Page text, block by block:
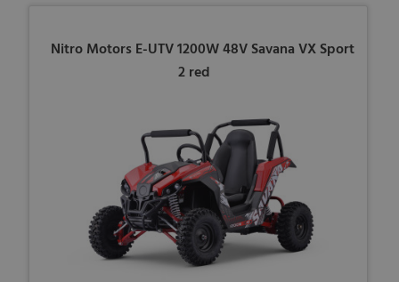
Nitro Motors E-UTV 1200W 48V Savana VX Sport
2 red